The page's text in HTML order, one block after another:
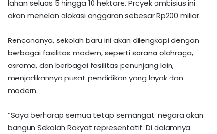
lahan seluas 5 hingga 10 hektare. Proyek ambisius ini
akan menelan alokasi anggaran sebesar Rp200 miliar.
Rencananya, sekolah baru ini akan dilengkapi dengan
berbagai fasilitas modern, seperti sarana olahraga,
asrama, dan berbagai fasilitas penunjang lain,
menjadikannya pusat pendidikan yang layak dan
modern.
“Saya berharap semua tetap semangat, negara akan
bangun Sekolah Rakyat representatif. Di dalamnya